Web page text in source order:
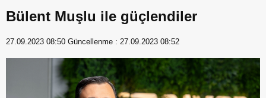
Bülent Muşlu ile güçlendiler
27.09.2023 08:50 Güncellenme : 27.09.2023 08:52